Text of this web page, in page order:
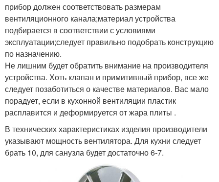
прибор должен соответствовать размерам
вентиляционного канала;материал устройства
подбирается в соответствии с условиями
эксплуатации;следует правильно подобрать конструкцию
по назначению.
Не лишним будет обратить внимание на производителя
устройства. Хоть клапан и примитивный прибор, все же
следует позаботиться о качестве материалов. Вас мало
порадует, если в кухонной вентиляции пластик
расплавится и деформируется от жара плиты .
В технических характеристиках изделия производители
указывают мощность вентилятора. Для кухни следует
брать 10, для санузла будет достаточно 6-7.